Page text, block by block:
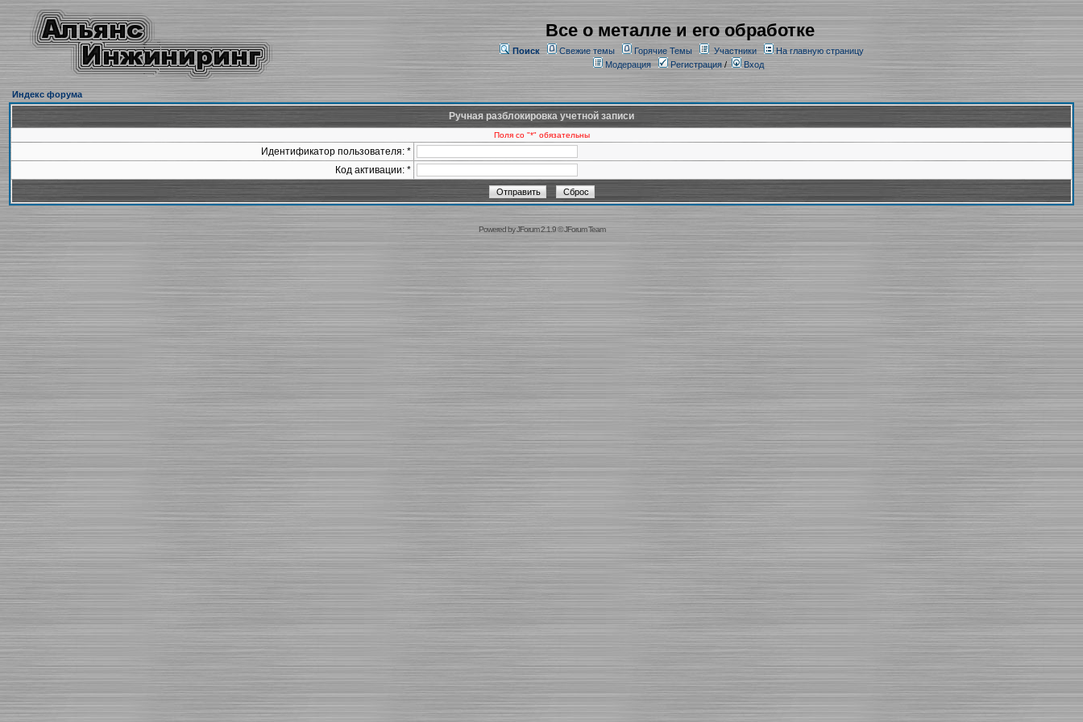
Все о металле и его обработке
Поиск Свежие темы Горячие Темы Участники
На главную страницу
Модерация
Регистрация/ Вход
Индекс форума
Ручная разблокировка учетной записи
Поля со "*" обязательны
Идентификатор пользователя: *
Код активации: *
Powered byJForum 2.1.9©JForum Team